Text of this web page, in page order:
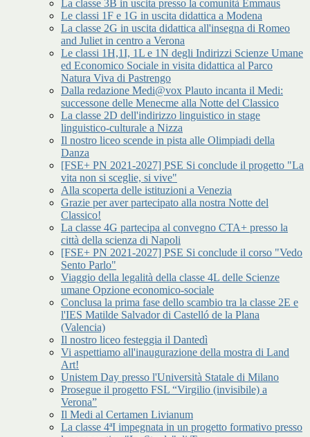
La classe 3B in uscita presso la comunità Emmaus
Le classi 1F e 1G in uscita didattica a Modena
La classe 2G in uscita didattica all'insegna di Romeo
and Juliet in centro a Verona
Le classi 1H,1I, 1L e 1N degli Indirizzi Scienze Umane
ed Economico Sociale in visita didattica al Parco
Natura Viva di Pastrengo
Dalla redazione Medi@vox Plauto incanta il Medi:
successone delle Menecme alla Notte del Classico
La classe 2D dell'indirizzo linguistico in stage
linguistico-culturale a Nizza
Il nostro liceo scende in pista alle Olimpiadi della
Danza
[FSE+ PN 2021-2027] PSE Si conclude il progetto "La
vita non si sceglie, si vive"
Alla scoperta delle istituzioni a Venezia
Grazie per aver partecipato alla nostra Notte del
Classico!
La classe 4G partecipa al convegno CTA+ presso la
città della scienza di Napoli
[FSE+ PN 2021-2027] PSE Si conclude il corso "Vedo
Sento Parlo"
Viaggio della legalità della classe 4L delle Scienze
umane Opzione economico-sociale
Conclusa la prima fase dello scambio tra la classe 2E e
l'IES Matilde Salvador di Castelló de la Plana
(Valencia)
Il nostro liceo festeggia il Dantedì
Vi aspettiamo all'inaugurazione della mostra di Land
Art!
Unistem Day presso l'Università Statale di Milano
Prosegue il progetto FSL “Virgilio (invisibile) a
Verona”
Il Medi al Certamen Livianum
La classe 4ªI impegnata in un progetto formativo presso